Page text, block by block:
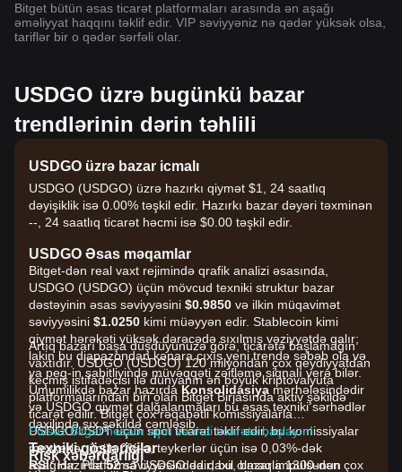
Bitget bütün əsas ticarət platformaları arasında ən aşağı
əməliyyat haqqını təklif edir. VIP səviyyəniz nə qədər yüksək olsa,
tariflər bir o qədər sərfəli olar.
USDGO üzrə bugünkü bazar
trendlərinin dərin təhlili
USDGO üzrə bazar icmalı
USDGO (USDGO) üzrə hazırkı qiymət $1, 24 saatlıq
dəyişiklik isə 0.00% təşkil edir. Hazırkı bazar dəyəri təxminən
--, 24 saatlıq ticarət həcmi isə $0.00 təşkil edir.
USDGO Əsas məqamlar
Bitget-dən real vaxt rejimində qrafik analizi əsasında,
USDGO (USDGO) üçün mövcud texniki struktur bazar
dəstəyinin əsas səviyyəsini $0.9850 və ilkin müqavimət
səviyyəsini $1.0250 kimi müəyyən edir. Stablecoin kimi
qiymət hərəkəti yüksək dərəcədə sıxılmış vəziyyətdə qalır;
lakin bu diapazondan kənara çıxış yeni trendə səbəb ola və
ya peg-in sabitliyində müvəqqəti zəifləmə siqnalı verə bilər.
Ümumilikdə bazar hazırda Konsolidasiya mərhələsindədir
və USDGO qiymət dalğalanmaları bu əsas texniki sərhədlər
daxilində sıx şəkildə cəmləşib.
Texniki göstəricilər
RSI:Hazırda52səviyyəsindədir; bu, bazar impulsunun
Artıq bazarı başa düşdüyünüzə görə, ticarətə başlamağın
vaxtıdır. USDGO (USDGO) 120 milyondan çox qeydiyyatdan
keçmiş istifadəçisi ilə dünyanın ən böyük kriptovalyuta
platformalarından biri olan Bitget Birjasında aktiv şəkildə
ticarət edilir. Bitget çox rəqabətli komissiyalarla
USDGO/USDT üçün spot ticarət təklif edir, bu komissiyalar
meykerlər üçün 0%-ə, teykerlər üçün isə 0,03%-dək
aşağıdır. Platforma USDGO da daxil olmaqla 1300-dən çox
Pulsuz Bitget hesabı açın və indi ticarətə başlayın!
Risk xəbərdarlığı